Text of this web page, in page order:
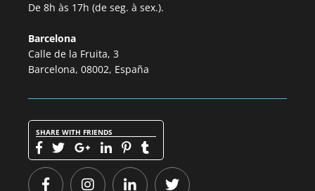
De 8h às 17h (de seg. à sex.).
Barcelona
Calle de la Fruita, 3
Barcelona, 08002, España
SHARE WITH FRIENDS